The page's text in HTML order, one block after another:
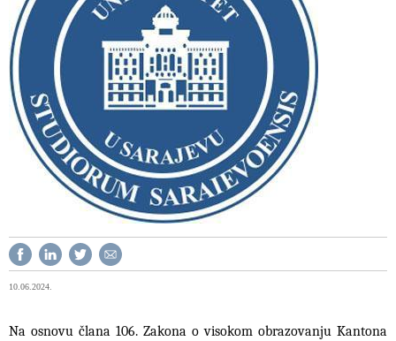
10.06.2024.
Na osnovu člana 106. Zakona o visokom obrazovanju Kantona